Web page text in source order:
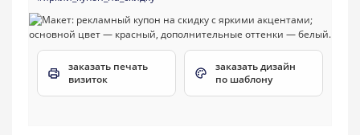
заказать печать
визиток
заказать дизайн
по шаблону